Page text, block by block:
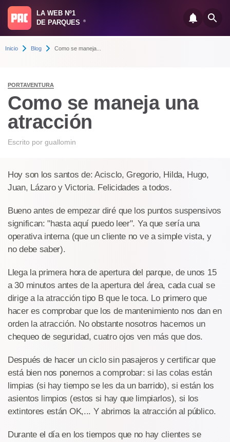
LA WEB Nº1
DE PARQUES
®
Inicio Blog Como se maneja...
PORTAVENTURA
Como se maneja una
atracción
Escrito por guallomin
Hoy son los santos de: Acisclo, Gregorio, Hilda, Hugo,
Juan, Lázaro y Victoria. Felicidades a todos.
Bueno antes de empezar diré que los puntos suspensivos
significan: "hasta aquí puedo leer". Ya que sería una
operativa interna (que un cliente no ve a simple vista, y
no debe saber).
Llega la primera hora de apertura del parque, de unos 15
a 30 minutos antes de la apertura del área, cada cual se
dirige a la atracción tipo B que le toca. Lo primero que
hacer es comprobar que los de mantenimiento nos dan en
orden la atracción. No obstante nosotros hacemos un
chequeo de seguridad, cuatro ojos ven más que dos.
Después de hacer un ciclo sin pasajeros y certificar que
está bien nos ponernos a comprobar: si las colas están
limpias (si hay tiempo se les da un barrido), si están los
asientos limpios (estos si hay que limpiarlos), si los
extintores están OK,... Y abrimos la atracción al público.
Durante el día en los tiempos que no hay clientes se